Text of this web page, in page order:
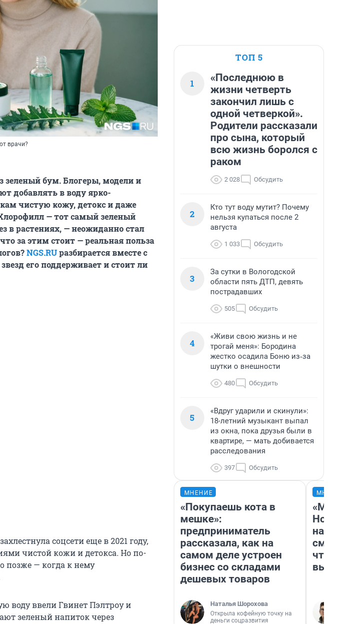
врачи?
зеленый бум. Блогеры, модели и
добавлять в воду ярко-
чистую кожу, детокс и даже
— тот самый зеленый
в растениях, — неожиданно стал
за этим стоит — реальная польза
NGS.RUразбирается вместе с
его поддерживает и стоит ли
соцсети еще в 2021 году,
чистой кожи и детокса. Но по-
позже — когда к нему
воду ввели Гвинет Пэлтроу и
зеленый напиток через
ТОП 5
1
«Последнюю в
жизни четверть
закончил лишь с
одной четверкой».
Родители рассказали
про сына, который
всю жизнь боролся с
раком
2 028 Обсудить
2
Кто тут воду мутит? Почему
нельзя купаться после 2
августа
1 033 Обсудить
3
За сутки в Вологодской
области пять ДТП, девять
пострадавших
505 Обсудить
4
«Живи свою жизнь и не
трогай меня»: Бородина
жестко осадила Боню из‑за
шутки о внешности
480 Обсудить
5
«Вдруг ударили и скинули»:
18-летний музыкант выпал
из окна, пока друзья были в
квартире, — мать добивается
расследования
397 Обсудить
МНЕНИЕ
«Покупаешь кота в
мешке»:
предприниматель
рассказала, как на
самом деле устроен
бизнес со складами
дешевых товаров
Наталья Шорохова
Открыла кофейную точку на
деньги соцразвития
«Мы